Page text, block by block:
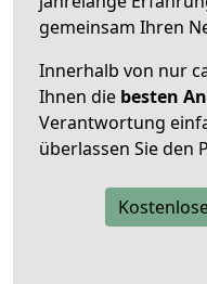
gemeinsam Ihren
Innerhalb von nur
Ihnen die besten
Verantwortung
überlassen Sie den